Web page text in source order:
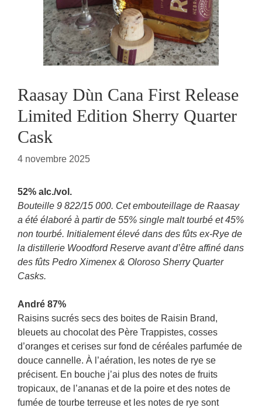
Raasay Dùn Cana First Release
Limited Edition Sherry Quarter
Cask
4 novembre 2025
52% alc./vol.
Bouteille 9 822/15 000. Cet embouteillage de Raasay
a été élaboré à partir de 55% single malt tourbé et 45%
non tourbé. Initialement élevé dans des fûts ex-Rye de
la distillerie Woodford Reserve avant d’être affiné dans
des fûts Pedro Ximenex & Oloroso Sherry Quarter
Casks.
André 87%
Raisins sucrés secs des boites de Raisin Brand,
bleuets au chocolat des Père Trappistes, cosses
d’oranges et cerises sur fond de céréales parfumée de
douce cannelle. À l’aération, les notes de rye se
précisent. En bouche j’ai plus des notes de fruits
tropicaux, de l’ananas et de la poire et des notes de
fumée de tourbe terreuse et les notes de rye sont